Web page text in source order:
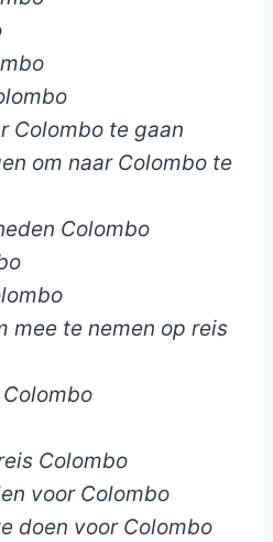
Colombo te gaan
om naar Colombo te
Colombo
mee te nemen op reis
Colombo
voor Colombo
doen voor Colombo